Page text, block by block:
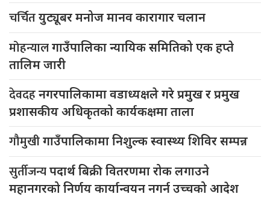
चर्चितयुट्यूबर मनोज मानव कारागार चलान
मोहन्यालगाउँपालिका न्यायिक समितिको एक हप्ते
तालिम जारी
देवदहनगरपालिकामा वडाध्यक्षले गरे प्रमुख र प्रमुख
प्रशासकीय अधिकृतको कार्यकक्षमा ताला
गौमुखीगाउँपालिकामा निशुल्क स्वास्थ्य शिविर सम्पन्न
सुर्तीजन्यपदार्थ बिक्री वितरणमा रोक लगाउने
महानगरको निर्णय कार्यान्वयन नगर्न उच्चको आदेश